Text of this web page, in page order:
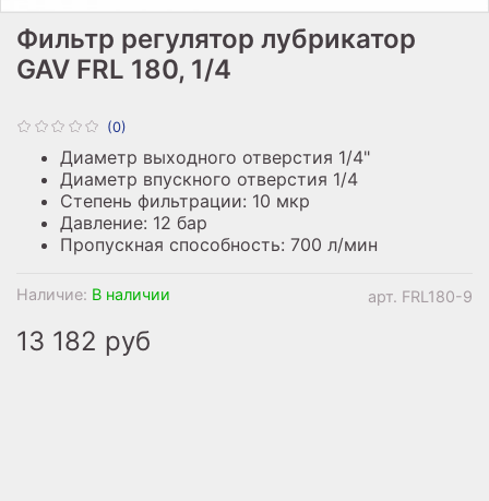
(0)
арт. FRL180-9
Наличие: В наличии
Фильтр регулятор лубрикатор
GAV FRL 180, 1/4
13 182 руб
Диаметр выходного отверстия 1/4"
Диаметр впускного отверстия 1/4
Степень фильтрации: 10 мкр
Давление: 12 бар
Пропускная способность: 700 л/мин